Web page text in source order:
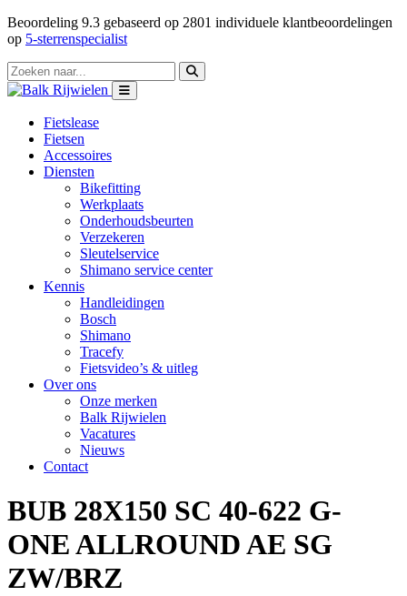
Beoordeling 9.3 gebaseerd op 2801 individuele klantbeoordelingen
op 5-sterrenspecialist
Fietslease
Fietsen
Accessoires
Diensten
Bikefitting
Werkplaats
Onderhoudsbeurten
Verzekeren
Sleutelservice
Shimano service center
Kennis
Handleidingen
Bosch
Shimano
Tracefy
Fietsvideo’s & uitleg
Over ons
Onze merken
Balk Rijwielen
Vacatures
Nieuws
Contact
BUB 28X150 SC 40-622 G-
ONE ALLROUND AE SG
ZW/BRZ